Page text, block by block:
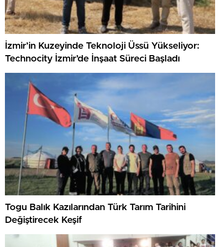
İzmir’in Kuzeyinde Teknoloji Üssü Yükseliyor:
Technocity İzmir’de İnşaat Süreci Başladı
Togu Balık Kazılarından Türk Tarım Tarihini
Değiştirecek Keşif